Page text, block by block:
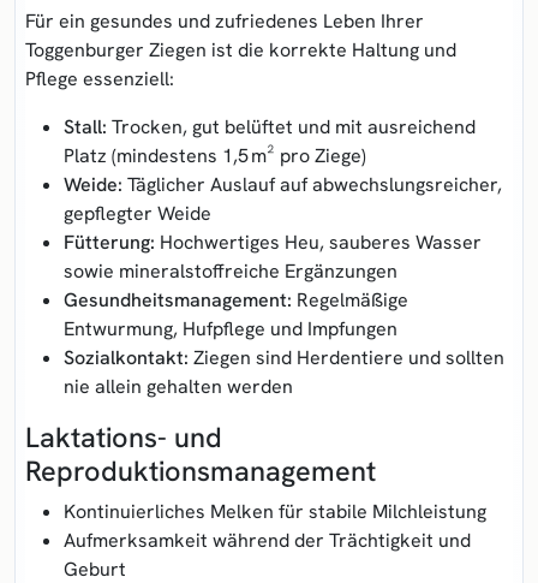
Für ein gesundes und zufriedenes Leben Ihrer
Toggenburger Ziegen ist die korrekte Haltung und
Pflege essenziell:
Stall: Trocken, gut belüftet und mit ausreichend
Platz (mindestens 1,5 m² pro Ziege)
Weide: Täglicher Auslauf auf abwechslungsreicher,
gepflegter Weide
Fütterung: Hochwertiges Heu, sauberes Wasser
sowie mineralstoffreiche Ergänzungen
Gesundheitsmanagement: Regelmäßige
Entwurmung, Hufpflege und Impfungen
Sozialkontakt: Ziegen sind Herdentiere und sollten
nie allein gehalten werden
Laktations- und
Reproduktionsmanagement
Kontinuierliches Melken für stabile Milchleistung
Aufmerksamkeit während der Trächtigkeit und
Geburt